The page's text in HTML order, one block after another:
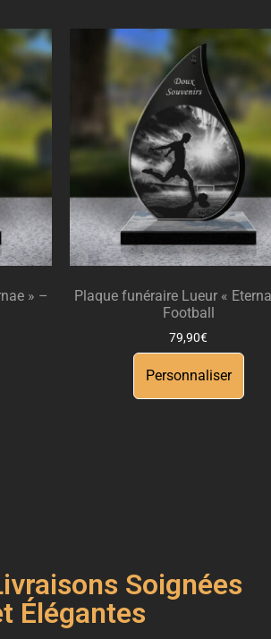
» –
Plaque funéraire Lueur «
Football
79,90€
Personnaliser
Soignées
Élégantes